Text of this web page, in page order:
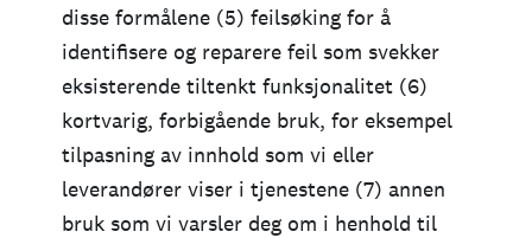
disse formålene (5) feilsøking for å
identifisere og reparere feil som svekker
eksisterende tiltenkt funksjonalitet (6)
kortvarig, forbigående bruk, for eksempel
tilpasning av innhold som vi eller
leverandører viser i tjenestene (7) annen
bruk som vi varsler deg om i henhold til